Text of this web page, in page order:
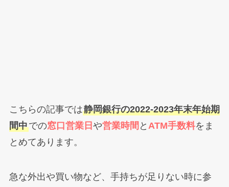
こちらの記事では静岡銀行の2022-2023年末年始期
間中での窓口営業日 や営業時間 と ATM手数料をま
とめてあります。
急な外出や買い物など、手持ちが足りない時に参